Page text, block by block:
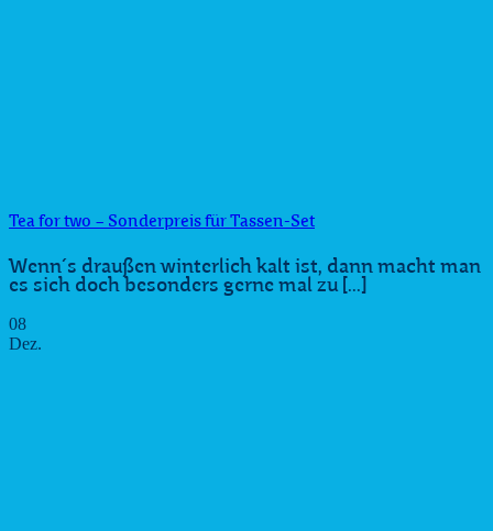
Tea for two – Sonderpreis für Tassen-Set
Wenn´s draußen winterlich kalt ist, dann macht man
es sich doch besonders gerne mal zu [...]
08
Dez.